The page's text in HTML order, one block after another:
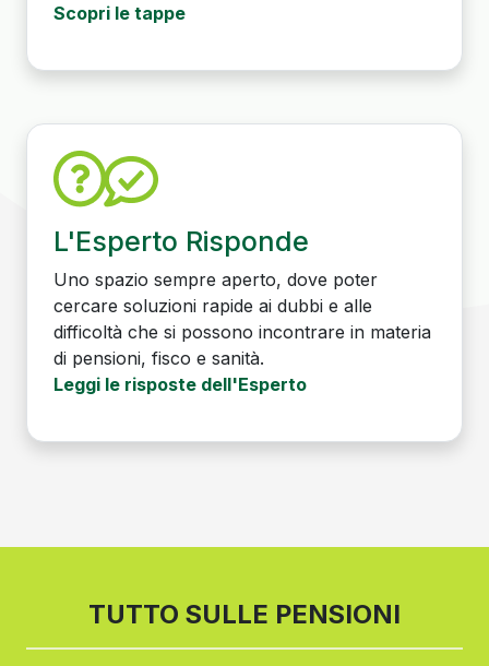
Scopri le tappe
L'Esperto Risponde
Uno spazio sempre aperto, dove poter
cercare soluzioni rapide ai dubbi e alle
difficoltà che si possono incontrare in materia
di pensioni, fisco e sanità.
Leggi le risposte dell'Esperto
TUTTO SULLE PENSIONI